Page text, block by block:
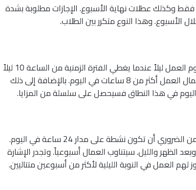
وكذلك عطلات نهاية الأسبوع. الإجازات مطلوبة بشدة
الأسبوع. وهذا النوع متكرر بين الطلاب.
يتميز هذا النوع من العمل ليلاً على وجه التحديد، ويُعتبر يوم العمل ليلاً عندما يغطي الفترة الزمنية من الساعة 10 ليلاً
إلى 6 صباحاً في اليوم التالي. ولا يمكن لهذا النوع من العمال العمل أكثر من 8 ساعات في اليوم. بالإضافة إلى ذلك
أخيراً : يحدث العمل بنظام الورديات في تلك الأماكن حيث من الضروري أن تكون نشطة على مدار 24 ساعة في اليوم.
الظهر والليل. سيتناوب العمال أسبوعياً. وتجدر الإشارة
العمل في النوبة الليلية لأكثر من أسبوعين متتاليين.